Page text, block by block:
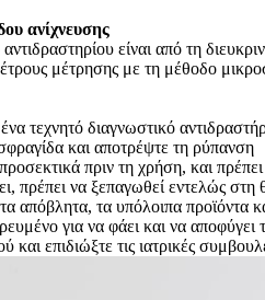
ανίχνευσης
είναι από τη
μέτρησης με τη μέθοδο
τεχνητό διαγνωστικό
και αποτρέψτε τη ρύπανση
πριν τη χρήση, και
πρέπει να ξεπαγωθεί εντελώς
απόβλητα, τα υπόλοιπα προϊόντα
για να φάει και να
και επιδιώξτε τις ιατρικές